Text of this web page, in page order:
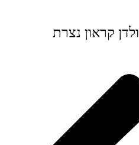
קראון נצרת